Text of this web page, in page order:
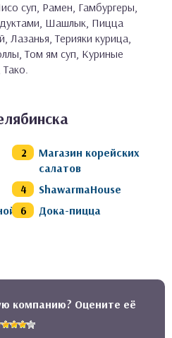
суп, Рамен, Гамбургеры,
Шашлык, Пицца
Лазанья, Терияки курица,
Том ям суп, Куриные
Магазин корейских
салатов
ShawarmaHouse
Дока-пицца
компанию? Оцените её